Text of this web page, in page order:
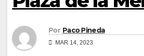
Por Paco Pineda
MAR 14, 2023